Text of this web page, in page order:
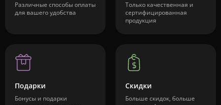
Различные способы оплаты
для вашего удобства
Только качественная и
сертифицированная
продукция
Подарки
Бонусы и подарки
Скидки
Больше скидок, больше